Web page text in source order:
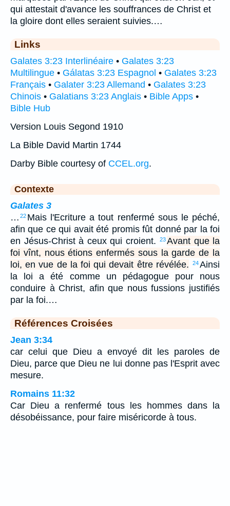
qui attestait d'avance les souffrances de Christ et
la gloire dont elles seraient suivies.…
Links
Galates 3:23 Interlinéaire • Galates 3:23
Multilingue • Gálatas 3:23 Espagnol • Galates 3:23
Français • Galater 3:23 Allemand • Galates 3:23
Chinois • Galatians 3:23 Anglais • Bible Apps •
Bible Hub
Version Louis Segond 1910
La Bible David Martin 1744
Darby Bible courtesy of CCEL.org.
Contexte
Galates 3
… 22 Mais l'Ecriture a tout renfermé sous le péché,
afin que ce qui avait été promis fût donné par la foi
en Jésus-Christ à ceux qui croient.
23Avant que la
foi vînt, nous étions enfermés sous la garde de la
loi, en vue de la foi qui devait être révélée.
24Ainsi
la loi a été comme un pédagogue pour nous
conduire à Christ, afin que nous fussions justifiés
par la foi.…
Références Croisées
Jean 3:34
car celui que Dieu a envoyé dit les paroles de
Dieu, parce que Dieu ne lui donne pas l'Esprit avec
mesure.
Romains 11:32
Car Dieu a renfermé tous les hommes dans la
désobéissance, pour faire miséricorde à tous.